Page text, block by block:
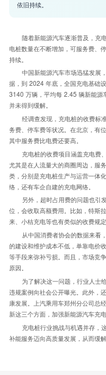
依旧持续。
随着新能源汽车逐渐普及，充
电桩数量在不断增加，可服务费、
持续。
中国新能源汽车市场迅猛发展
据，到 2024 年底，全国充电基础
3140 万辆，平均每 2.45 辆新能源
并未得到缓解。
经调查发现，充电桩的收费标
务费、停车费等状况。在北京，有
其中服务费比电费还要高。
充电桩的收费项目涵盖充电费
尤其是在人流量大的商圈周边，服
类，分别是充电桩生产与运营一体
络，还有车企自建的充电网络。
另外，超时占用费的问题也引
位，会收取高额费用。比如，特斯
来、小桔充电等也有类似的收费规定
从中国消费者协会的数据来看
的建设和维护成本不低，单靠电价
等手段来弥补亏损。而且，市场竞
原因。
为了解决这一问题，行业人士
违规案例向社会公开曝光。此外，
康发展。上汽乘用车郑州分公司总
新这三个方面，加强新能源汽车充电
充电桩行业挑战与机遇并存，
补能服务迈向高质量发展，从而缓解